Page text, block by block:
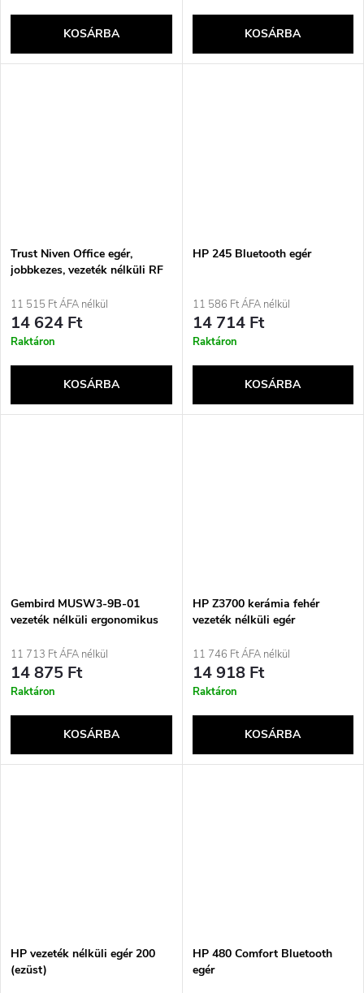
KOSÁRBA KOSÁRBA
Trust Niven Office egér,
jobbkezes, vezeték nélküli RF
11 515 Ft ÁFA nélkül
14 624 Ft
Raktáron
KOSÁRBA
HP 245 Bluetooth egér
11 586 Ft ÁFA nélkül
14 714 Ft
Raktáron
KOSÁRBA
Gembird MUSW3-9B-01
vezeték nélküli ergonomikus
+ BT + USB), 2400 DPI, 9
gomb, fekete
11 713 Ft ÁFA nélkül
14 875 Ft
Raktáron
KOSÁRBA
HP Z3700 kerámia fehér
vezeték nélküli egér
11 746 Ft ÁFA nélkül
14 918 Ft
Raktáron
KOSÁRBA
HP vezeték nélküli egér 200
(ezüst)
HP 480 Comfort Bluetooth
egér